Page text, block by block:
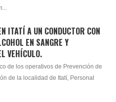
ITATÍ A UN CONDUCTOR CON
EN SANGRE Y
VEHÍCULO.
de los operativos de Prevención de
de la localidad de Itatí, Personal